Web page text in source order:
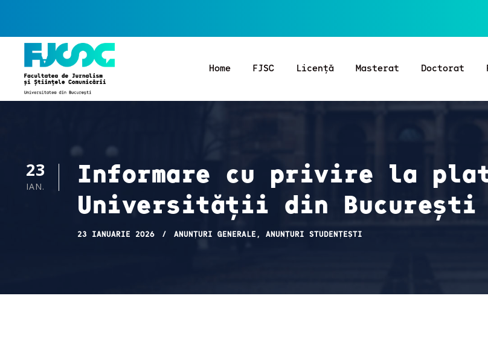
Home FJSC Licență Masterat Doctorat
23
IAN.
Informare cu privire la
Universității din București
23 IANUARIE 2026 ANUNȚURI GENERALE , ANUNȚURI STUDENȚEȘTI